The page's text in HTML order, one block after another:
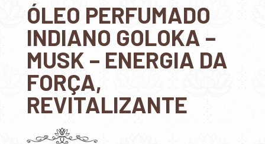
ÓLEO PERFUMADO
INDIANO GOLOKA –
MUSK – ENERGIA DA
FORÇA,
REVITALIZANTE